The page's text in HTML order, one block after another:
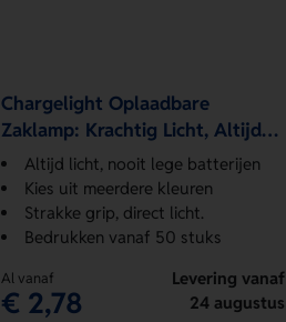
Chargelight Oplaadbare
Zaklamp: Krachtig Licht, Altijd
Opgeladen
Altijd licht, nooit lege batterijen
Kies uit meerdere kleuren
Strakke grip, direct licht.
Bedrukken vanaf 50 stuks
Al vanaf
€ 2,78
Levering vanaf
24 augustus